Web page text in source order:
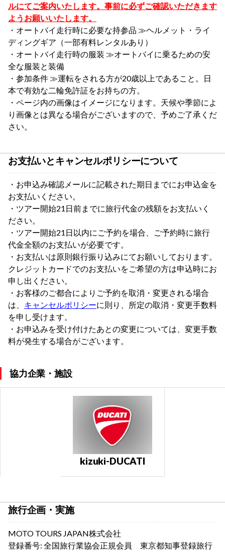
ルにてご案内いたします。事前に必ずご確認いただきます
ようお願いいたします。
・オートバイ走行時に必要な持参品 ≫ヘルメット・ライ
ディングギア （一部有料レンタルあり）
・オートバイ走行時の服装 ≫オートバイに乗るための安
全な服装と装備
・参加条件 ≫運転をされる方が20歳以上であること。日
本で有効な二輪免許証をお持ちの方。
・ページ内の画像はイメージになります。天候や季節によ
り画像とは異なる場合がございますので、予めご了承くだ
さい。
お支払いとキャンセルポリシーについて
・お申込み確認メールに記載された期日までにお申込金を
お支払いください。
・ツアー開始21日前までに旅行代金の残額をお支払いく
ださい。
・ツアー開始21日以内にご予約を場合、ご予約時に旅行
代金全額のお支払いが必要です。
・お支払いは原則銀行振り込みにてお願いしております。
クレジットカードでのお支払いをご希望の方は申込時にお
申し出ください。
・お客様のご都合によりご予約を取消・変更される場合
は、 キャンセルポリシーに則り、所定の取消・変更手数料
を申し受けます。
・お申込みを受け付けたあとの変更については、変更手数
料が発生する場合がございます。
協力企業・施設
kizuki-DUCATI
旅行企画・実施
MOTO TOURS JAPAN株式会社
登録番号: 全国旅行業協会正規会員 東京都知事登録旅行